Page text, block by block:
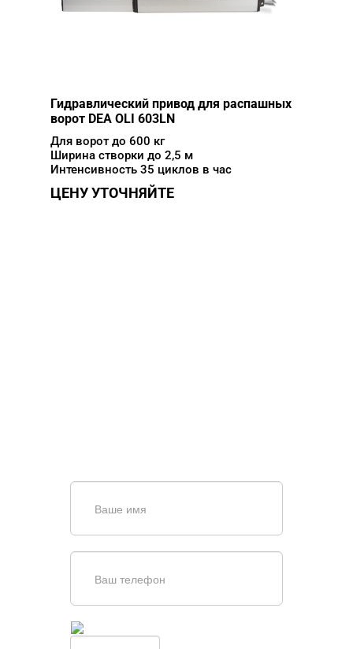
Гидравлический привод для распашных
ворот DEA OLI 603LN
Для ворот до 600 кг
Ширина створки до 2,5 м
Интенсивность 35 циклов в час
ЦЕНУ УТОЧНЯЙТЕ